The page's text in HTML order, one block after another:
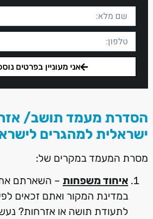
אני מעוניין בפרטים
הסדרת מעמד תושב/
ישראלית למהגרים
מסרת המעמד במקרים של:
איחוד משפחות – השארתם
במדינת המקור ואתם זכאים
לתעודת תושה או אזרחות?